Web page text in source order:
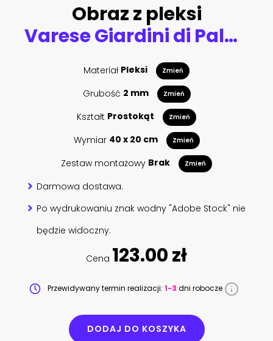
Obraz z pleksi
Varese Giardini di Palazzo Estense in Italien - Varese Giardini di Palazzo Estense
Materiał Pleksi Zmień
Grubość 2 mm Zmień
Kształt Prostokąt Zmień
Wymiar 40 x 20 cm Zmień
Zestaw montażowy Brak Zmień
Darmowa dostawa.
Po wydrukowaniu znak wodny "Adobe Stock" nie
będzie widoczny.
Cena 123.00 zł
Przewidywany termin realizacji: 1-3 dni robocze
DODAJ DO KOSZYKA